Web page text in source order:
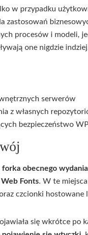
w przypadku
zastosowań
procesów i modeli,
one nigdzie
serwerów
z własnych
bezpieczeństwo
obecnego
Fonts. W te
czcionki hostowane
się wkrótce po